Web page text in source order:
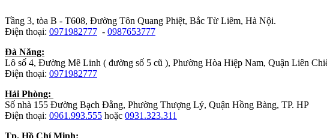
Tầng 3, tòa B - T608, Đường Tôn Quang Phiệt, Bắc Từ Liêm, Hà Nội.
Điện thoại: 0971982777 - 0987653777
Đà Năng:
Lô số 4, Đường Mê Linh ( đường số 5 cũ ), Phường Hòa Hiệp Nam, Quận Liên
Điện thoại: 0971982777
Hải Phòng:
Số nhà 155 Đường Bạch Đằng, Phường Thượng Lý, Quận Hồng Bàng, TP. HP
Điện thoại: 0961.993.555 hoặc 0931.323.311